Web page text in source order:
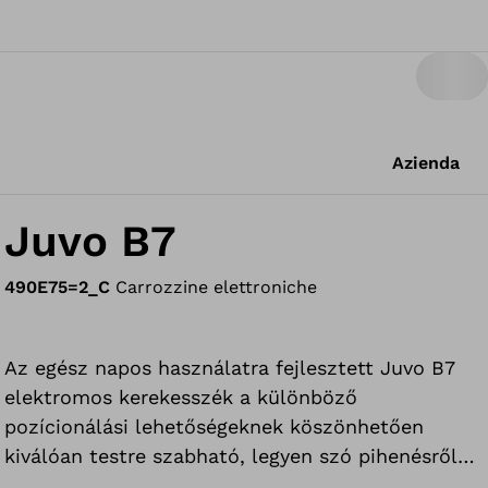
Azienda
Juvo B7
490E75=2_C Carrozzine elettroniche
Az egész napos használatra fejlesztett Juvo B7
elektromos kerekesszék a különböző
pozícionálási lehetőségeknek köszönhetően
kiválóan testre szabható, legyen szó pihenésről